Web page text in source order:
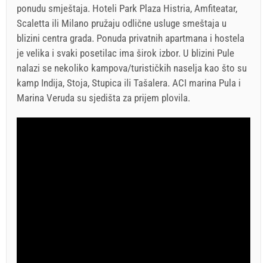
ponudu smještaja. Hoteli Park Plaza Histria, Amfiteatar,
Scaletta ili Milano pružaju odlične usluge smeštaja u
blizini centra grada. Ponuda privatnih apartmana i hostela
je velika i svaki posetilac ima širok izbor. U blizini Pule
nalazi se nekoliko kampova/turističkih naselja kao što su
kamp Indija, Stoja, Stupica ili Tašalera. ACI marina Pula i
Marina Veruda su sjedišta za prijem plovila.